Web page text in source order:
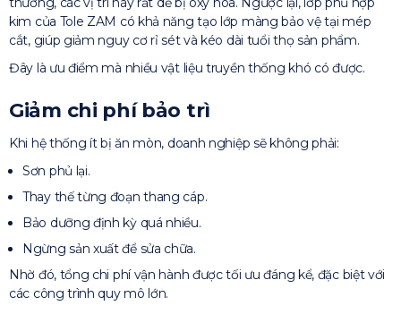
kim của Tole ZAM có khả năng tạo lớp màng bảo vệ tại mép
cắt, giúp giảm nguy cơ rỉ sét và kéo dài tuổi thọ sản phẩm.
Đây là ưu điểm mà nhiều vật liệu truyền thống khó có được.
Giảm chi phí bảo trì
Khi hệ thống ít bị ăn mòn, doanh nghiệp sẽ không phải:
Sơn phủ lại.
Thay thế từng đoạn thang cáp.
Bảo dưỡng định kỳ quá nhiều.
Ngừng sản xuất để sửa chữa.
Nhờ đó, tổng chi phí vận hành được tối ưu đáng kể, đặc biệt với
các công trình quy mô lớn.